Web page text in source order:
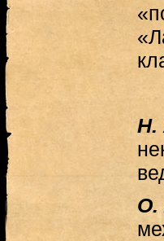
Н.
О.